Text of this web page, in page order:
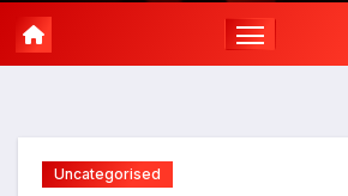
Uncategorised